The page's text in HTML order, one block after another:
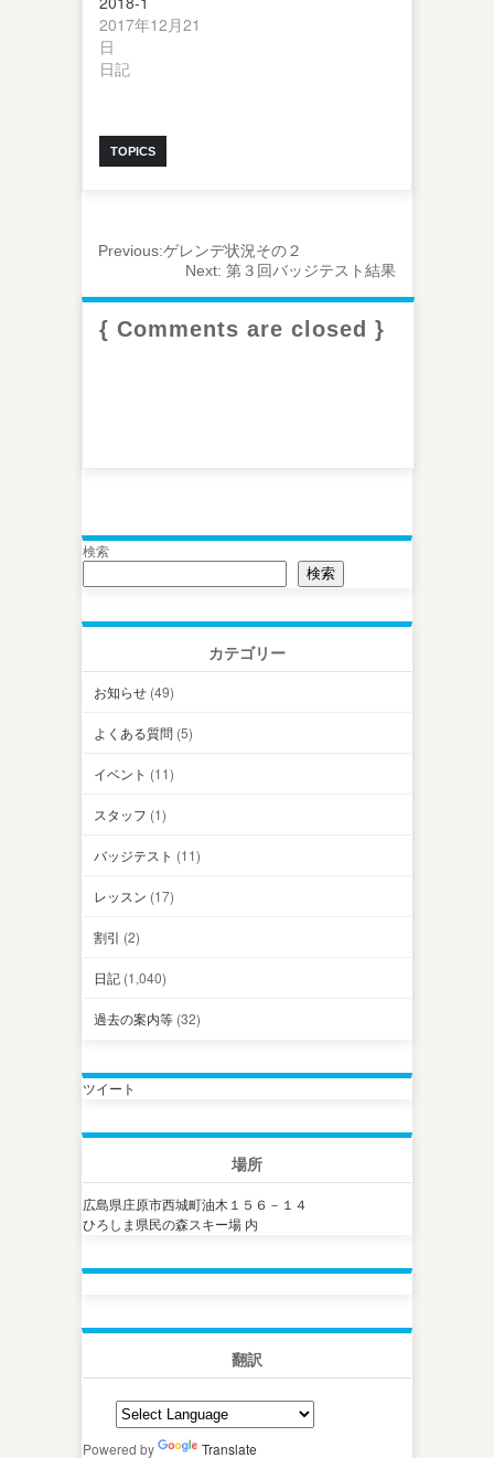
2017年12月21
日
日記
TOPICS
Previous:ゲレンデ状況その２
Next: 第３回バッジテスト結果
{ Comments are closed }
検索
検索
カテゴリー
お知らせ (49)
よくある質問 (5)
イベント (11)
スタッフ (1)
バッジテスト (11)
レッスン (17)
割引 (2)
日記 (1,040)
過去の案内等 (32)
ツイート
場所
広島県庄原市西城町油木１５６－１４
ひろしま県民の森スキー場 内
翻訳
Powered by Translate